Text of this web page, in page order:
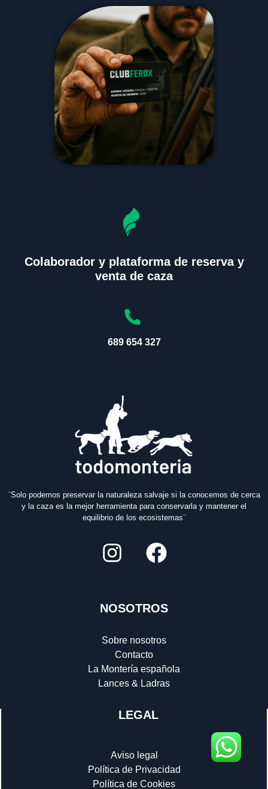
Colaborador y plataforma de reserva y
venta de caza
689 654 327
¨Solo podemos preservar la naturaleza salvaje si la conocemos de cerca
y la caza es la mejor herramienta para conservarla y mantener el
equilibrio de los ecosistemas¨
NOSOTROS
Sobre nosotros
Contacto
La Montería española
Lances & Ladras
LEGAL
Aviso legal
Política de Privacidad
Política de Cookies